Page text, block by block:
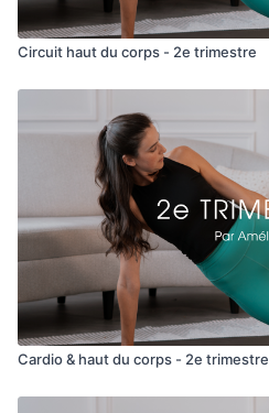
Circuit haut du corps - 2e trimestre
Cardio & haut du corps - 2e trimestre